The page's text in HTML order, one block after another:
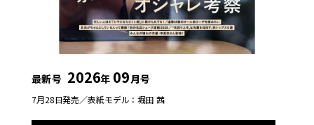
最新号 2026年 09月号
7月28日発売／表紙モデル：堀田 茜